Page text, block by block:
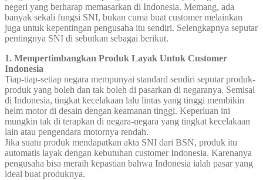
negeri yang berharap memasarkan di Indonesia. Memang, ada
banyak sekali fungsi SNI, bukan cuma buat customer melainkan
juga untuk kepentingan pengusaha itu sendiri. Selengkapnya seputar
pentingnya SNI di sebutkan sebagai berikut.
1. Mempertimbangkan Produk Layak Untuk Customer
Indonesia
Tiap-tiap-setiap negara mempunyai standard sendiri seputar produk-
produk yang boleh dan tak boleh di pasarkan di negaranya. Semisal
di Indonesia, tingkat kecelakaan lalu lintas yang tinggi membikin
helm motor di desain dengan keamanan tinggi. Keperluan ini
mungkin tak di terapkan di negara-negara yang tingkat kecelakaan
lain atau pengendara motornya rendah.
Jika suatu produk mendapatkan akta SNI dari BSN, produk itu
automatis layak dengan kebutuhan customer Indonesia. Karenanya
pengusaha bisa meraih kepastian bahwa Indonesia ialah pasar yang
ideal buat produknya.